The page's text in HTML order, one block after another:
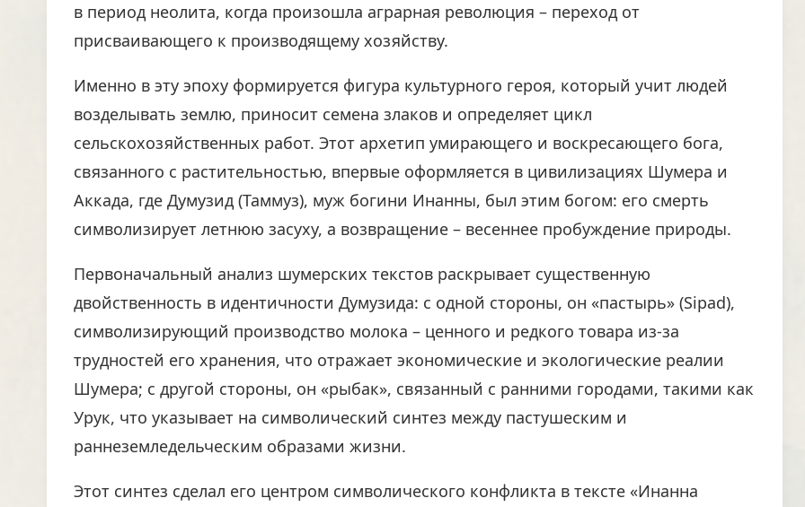
в период неолита, когда произошла аграрная революция – переход от
присваивающего к производящему хозяйству.
Именно в эту эпоху формируется фигура культурного героя, который учит людей
возделывать землю, приносит семена злаков и определяет цикл
сельскохозяйственных работ. Этот архетип умирающего и воскресающего бога,
связанного с растительностью, впервые оформляется в цивилизациях Шумера и
Аккада, где Думузид (Таммуз), муж богини Инанны, был этим богом: его смерть
символизирует летнюю засуху, а возвращение – весеннее пробуждение природы.
Первоначальный анализ шумерских текстов раскрывает существенную
двойственность в идентичности Думузида: с одной стороны, он «пастырь» (Sipad),
символизирующий производство молока – ценного и редкого товара из-за
трудностей его хранения, что отражает экономические и экологические реалии
Шумера; с другой стороны, он «рыбак», связанный с ранними городами, такими как
Урук, что указывает на символический синтез между пастушеским и
раннеземледельческим образами жизни.
Этот синтез сделал его центром символического конфликта в тексте «Инанна